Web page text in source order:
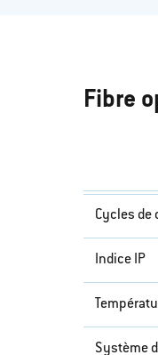
Fibre
Cycles de
Indice IP
Système